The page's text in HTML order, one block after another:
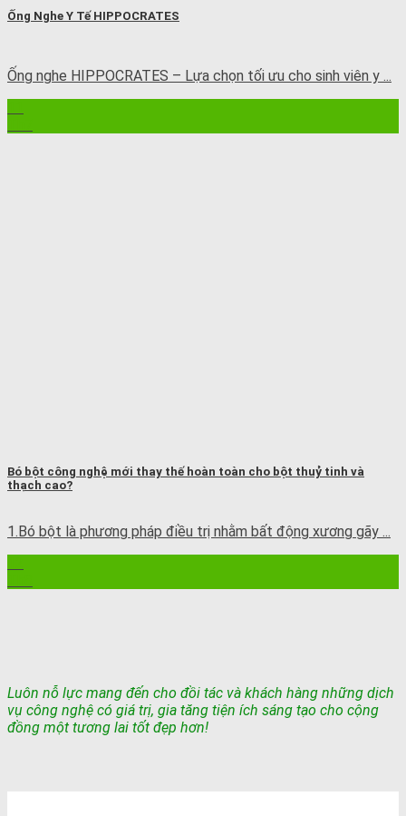
Ống Nghe Y Tế HIPPOCRATES
Ống nghe HIPPOCRATES – Lựa chọn tối ưu cho sinh viên y ...
Bó bột công nghệ mới thay thế hoàn toàn cho bột thuỷ tinh và
thạch cao?
1.Bó bột là phương pháp điều trị nhằm bất động xương gãy ...
Luôn nỗ lực mang đến cho đồi tác và khách hàng những dịch
vụ công nghệ có giá trị, gia tăng tiện ích sáng tạo cho cộng
đồng một tương lai tốt đẹp hơn!